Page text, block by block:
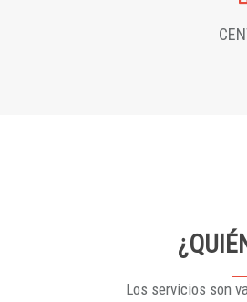
Los servicios son